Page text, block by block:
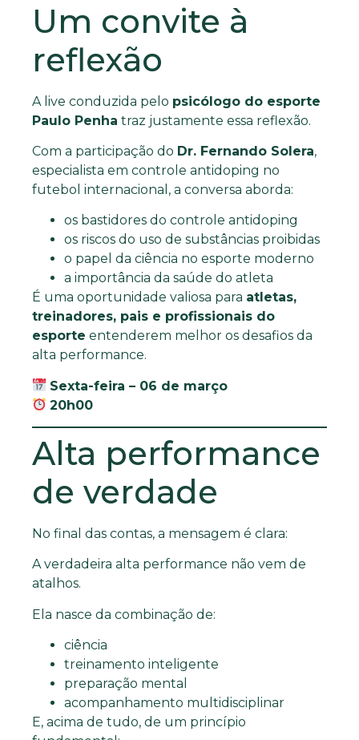
Um convite à
reflexão
A live conduzida pelo psicólogo do esporte
Paulo Penha traz justamente essa reflexão.
Com a participação do Dr. Fernando Solera,
especialista em controle antidoping no
futebol internacional, a conversa aborda:
os bastidores do controle antidoping
os riscos do uso de substâncias proibidas
o papel da ciência no esporte moderno
a importância da saúde do atleta
É uma oportunidade valiosa para atletas,
treinadores, pais e profissionais do
esporte entenderem melhor os desafios da
alta performance.
Sexta-feira – 06 de março
20h00
Alta performance
de verdade
No final das contas, a mensagem é clara:
A verdadeira alta performance não vem de
atalhos.
Ela nasce da combinação de:
ciência
treinamento inteligente
preparação mental
acompanhamento multidisciplinar
E, acima de tudo, de um princípio